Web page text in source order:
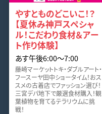
やすとものどこいこ！？
【夏休み神戸スペシャ
ル！こだわり食材＆アー
ト作り体験】
あす午後6:00〜7:00
藤崎マーケットトキ・ダブルアート・
フースーヤ田中ショータイム！おス
スメの古着店でファッション選び！
三宮デパ地下で厳選食材購入！観
葉植物を育てるテラリウムに挑
戦！